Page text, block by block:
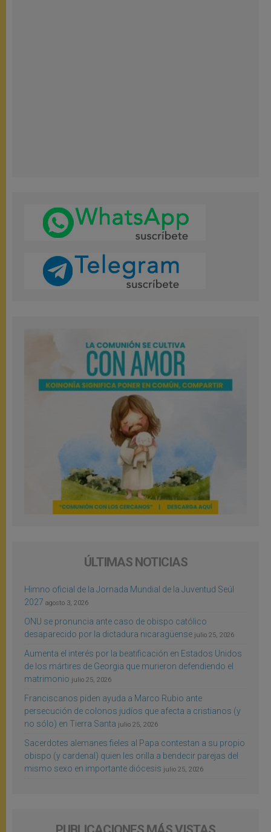
ÚLTIMAS NOTICIAS
Himno oficial de la Jornada Mundial de la Juventud Seúl
2027 agosto 3, 2026
ONU se pronuncia ante caso de obispo católico
desaparecido por la dictadura nicaragüense julio 25, 2026
Aumenta el interés por la beatificación en Estados Unidos
de los mártires de Georgia que murieron defendiendo el
matrimonio julio 25, 2026
Franciscanos piden ayuda a Marco Rubio ante
persecución de colonos judíos que afecta a cristianos (y
no sólo) en Tierra Santa julio 25, 2026
Sacerdotes alemanes fieles al Papa contestan a su propio
obispo (y cardenal) quien les orilla a bendecir parejas del
mismo sexo en importante diócesis julio 25, 2026